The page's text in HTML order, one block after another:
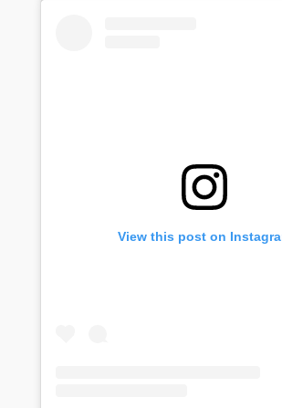
View this post on